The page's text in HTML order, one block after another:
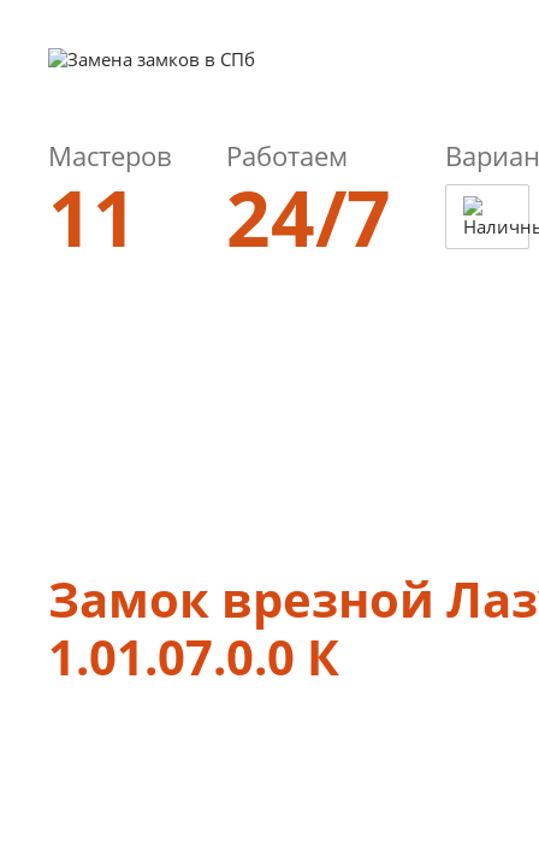
Мастеров
11
Работаем
24/7
Замок врезной
1.01.07.0.0 К